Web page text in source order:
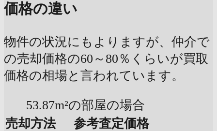
価格の違い
物件の状況にもよりますが、仲介で
の売却価格の60～80％くらいが買取
価格の相場と言われています。
53.87m²の部屋の場合
売却方法
参考査定価格